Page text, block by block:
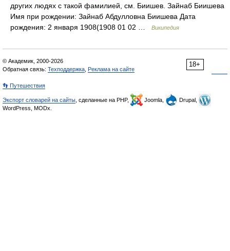
других людях с такой фамилией, см. Биишев. Зайнаб Биишева
Имя при рождении: Зайнаб Абдулловна Биишева Дата
рождения: 2 января 1908(1908 01 02 …
Википедия
18+
© Академик, 2000-2026
Обратная связь: Техподдержка Реклама на сайте
👣 Путешествия
Экспорт словарей на сайты , сделанные на PHP, Joomla,
Drupal,
WordPress, MODx.